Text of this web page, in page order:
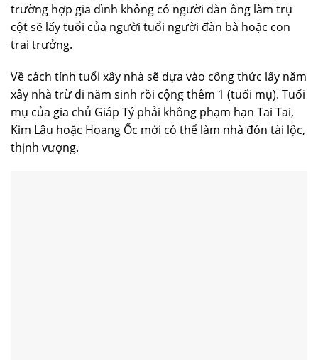
trường hợp gia đình không có người đàn ông làm trụ
cột sẽ lấy tuổi của người tuổi người đàn bà hoặc con
trai trưởng.
Về cách tính tuổi xây nhà sẽ dựa vào công thức lấy năm
xây nhà trừ đi năm sinh rồi cộng thêm 1 (tuổi mụ). Tuổi
mụ của gia chủ Giáp Tý phải không phạm hạn Tai Tai,
Kim Lâu hoặc Hoang Ốc mới có thể làm nhà đón tài lộc,
thịnh vượng.